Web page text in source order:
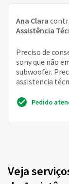
Ana Clara
Assistência
Preciso de
sony que não
subwoofer.
assistencia
sério(a)
Pedido
Veja